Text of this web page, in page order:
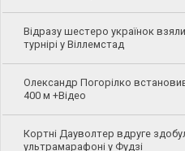
Відразу шестеро українок
турнірі у Віллемстад
Олександр Погорілко
400 м +Відео
Кортні Дауволтер вдруге
ультрамарафоні у Фудзі